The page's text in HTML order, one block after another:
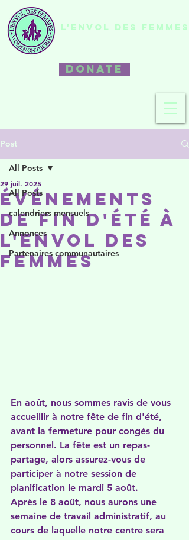
L'ENVOL DES FEMMES
DONATE
Post
All Posts
calendriers mensuels
Annonces
Partenaires communautaires
All Posts
Événements
de fin d'été à
L'Envol des
femmes
29 juil. 2025
En août, nous sommes ravis de vous
accueillir à notre fête de fin d'été,
avant la fermeture pour congés du
personnel. La fête est un repas-
partage, alors assurez-vous de
participer à notre session de
planification le mardi 5 août.
Après le 8 août, nous aurons une
semaine de travail administratif, au
cours de laquelle notre centre sera